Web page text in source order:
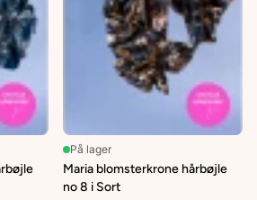
På lager
Maria blomsterkrone hårbøjle
no 8 i Sort